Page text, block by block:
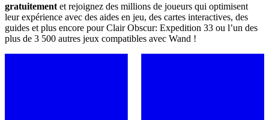
gratuitement et rejoignez des millions de joueurs qui optimisent
leur expérience avec des aides en jeu, des cartes interactives, des
guides et plus encore pour Clair Obscur: Expedition 33 ou l’un des
plus de 3 500 autres jeux compatibles avec Wand !